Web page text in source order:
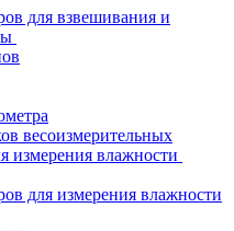
для взвешивания и
весоизмерительных
измерения влажности
для измерения влажности